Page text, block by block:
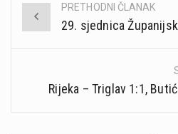
Post
navigation
PRETHODNI ČLANAK
29. sjednica
Rijeka – Triglav 1:1,